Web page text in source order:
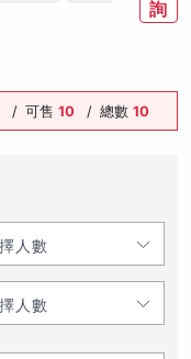
詢
/ 可售10 / 總數10